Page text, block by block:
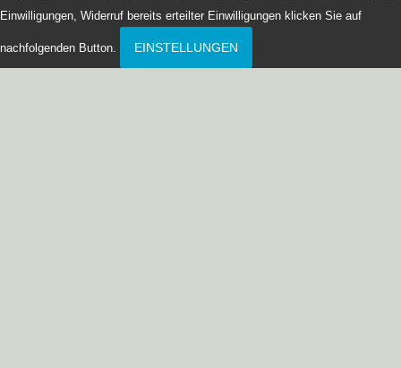
Einwilligungen, Widerruf bereits erteilter Einwilligungen klicken Sie auf
nachfolgenden Button. EINSTELLUNGEN